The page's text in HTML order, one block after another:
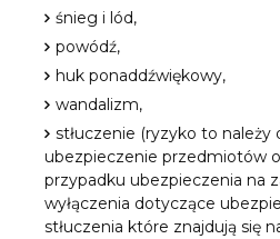
śnieg i lód,
powódź,
huk ponaddźwiękowy,
wandalizm,
stłuczenie (ryzyko to
ubezpieczenie przedmiotów
przypadku ubezpieczenia na
wyłączenia dotyczące
stłuczenia które znajdują się